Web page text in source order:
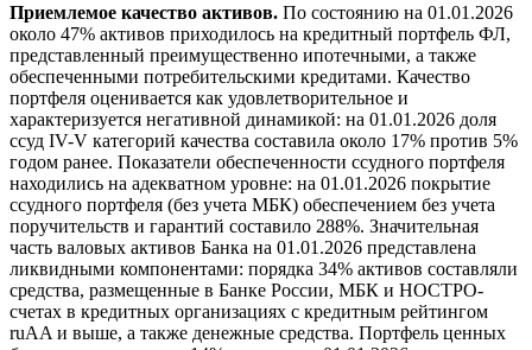
Приемлемое качество активов. По состоянию на 01.01.2026
около 47% активов приходилось на кредитный портфель ФЛ,
представленный преимущественно ипотечными, а также
обеспеченными потребительскими кредитами. Качество
портфеля оценивается как удовлетворительное и
характеризуется негативной динамикой: на 01.01.2026 доля
ссуд IV-V категорий качества составила около 17% против 5%
годом ранее. Показатели обеспеченности ссудного портфеля
находились на адекватном уровне: на 01.01.2026 покрытие
ссудного портфеля (без учета МБК) обеспечением без учета
поручительств и гарантий составило 288%. Значительная
часть валовых активов Банка на 01.01.2026 представлена
ликвидными компонентами: порядка 34% активов составляли
средства, размещенные в Банке России, МБК и НОСТРО-
счетах в кредитных организациях с кредитным рейтингом
ruAA и выше, а также денежные средства. Портфель ценных